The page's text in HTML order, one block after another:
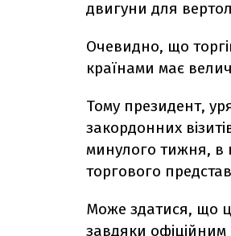
двигуни для
Очевидно, що
країнами має
Тому президент,
закордонних
минулого тижня, в
торгового
Може здатися, що
завдяки офіційним